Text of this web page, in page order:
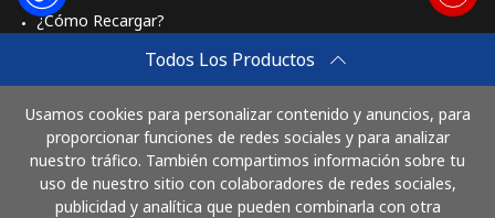
Todos Los Productos
Usamos cookies para personalizar contenido y anuncios, para
proporcionar funciones de redes sociales y para analizar
nuestro tráfico. También compartimos información sobre tu
uso de nuestro sitio con colaboradores de redes sociales,
publicidad y analítica que pueden combinarla con otra
¿Cómo Recargar?
Comprar
Cómo funciona
Paga con